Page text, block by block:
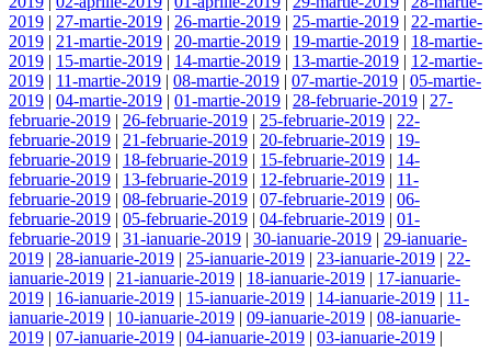
2019 | 27-martie-2019 | 26-martie-2019 | 25-martie-2019 | 22-martie-
2019 | 21-martie-2019 | 20-martie-2019 | 19-martie-2019 | 18-martie-
2019 | 15-martie-2019 | 14-martie-2019 | 13-martie-2019 | 12-martie-
2019 | 11-martie-2019 | 08-martie-2019 | 07-martie-2019 | 05-martie-
2019 | 04-martie-2019 | 01-martie-2019 | 28-februarie-2019 | 27-
februarie-2019 | 26-februarie-2019 | 25-februarie-2019 | 22-
februarie-2019 | 21-februarie-2019 | 20-februarie-2019 | 19-
februarie-2019 | 18-februarie-2019 | 15-februarie-2019 | 14-
februarie-2019 | 13-februarie-2019 | 12-februarie-2019 | 11-
februarie-2019 | 08-februarie-2019 | 07-februarie-2019 | 06-
februarie-2019 | 05-februarie-2019 | 04-februarie-2019 | 01-
februarie-2019 | 31-ianuarie-2019 | 30-ianuarie-2019 | 29-ianuarie-
2019 | 28-ianuarie-2019 | 25-ianuarie-2019 | 23-ianuarie-2019 | 22-
ianuarie-2019 | 21-ianuarie-2019 | 18-ianuarie-2019 | 17-ianuarie-
2019 | 16-ianuarie-2019 | 15-ianuarie-2019 | 14-ianuarie-2019 | 11-
ianuarie-2019 | 10-ianuarie-2019 | 09-ianuarie-2019 | 08-ianuarie-
2019 | 07-ianuarie-2019 | 04-ianuarie-2019 | 03-ianuarie-2019 |